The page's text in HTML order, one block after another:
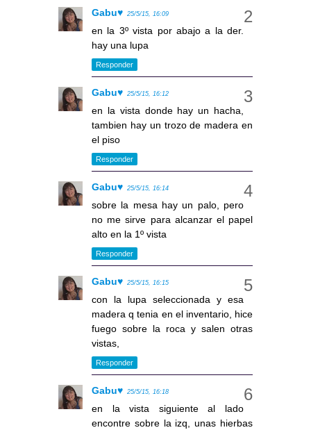
Gabu♥ 25/5/15, 16:09
en la 3º vista por abajo a la der.
hay una lupa
Responder
Gabu♥ 25/5/15, 16:12
en la vista donde hay un hacha,
tambien hay un trozo de madera en
el piso
Responder
Gabu♥ 25/5/15, 16:14
sobre la mesa hay un palo, pero
no me sirve para alcanzar el papel
alto en la 1º vista
Responder
Gabu♥ 25/5/15, 16:15
con la lupa seleccionada y esa
madera q tenia en el inventario, hice
fuego sobre la roca y salen otras
vistas,
Responder
Gabu♥ 25/5/15, 16:18
en la vista siguiente al lado
encontre sobre la izq, unas hierbas